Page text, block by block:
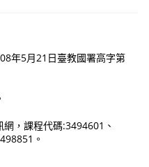
年5月21日臺教國署高字第
畫。
，課程代碼:3494601、
。